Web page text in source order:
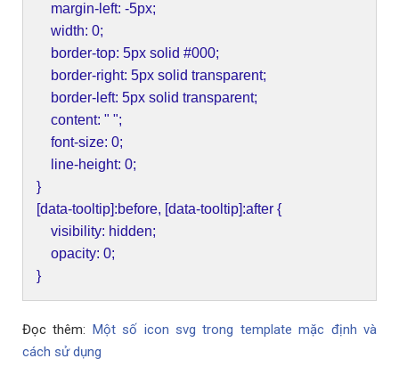
margin-left: -5px;
width: 0;
border-top: 5px solid #000;
border-right: 5px solid transparent;
border-left: 5px solid transparent;
content: " ";
font-size: 0;
line-height: 0;
}
[data-tooltip]:before, [data-tooltip]:after {
visibility: hidden;
opacity: 0;
}
Đọc thêm: Một số icon svg trong template mặc định và
cách sử dụng